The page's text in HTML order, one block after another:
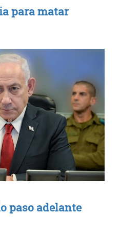
para matar
paso adelante